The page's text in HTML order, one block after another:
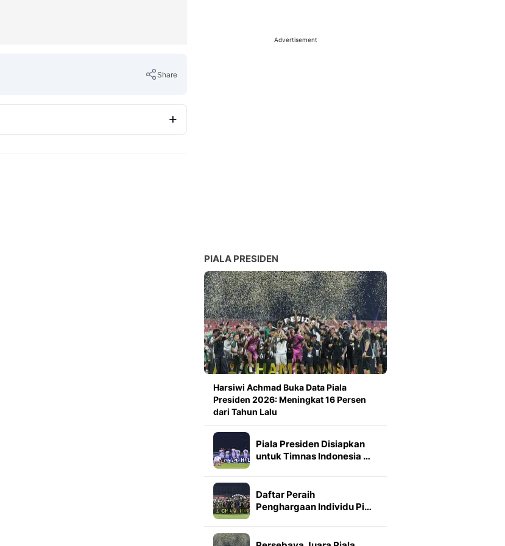
Share
Advertisement
PIALA PRESIDEN
Harsiwi Achmad Buka Data Piala
Presiden 2026: Meningkat 16 Persen
dari Tahun Lalu
Piala Presiden Disiapkan
untuk Timnas Indonesia …
Daftar Peraih
Penghargaan Individu Pi…